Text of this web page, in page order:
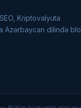
Kriptovalyuta
Azərbaycan dilində